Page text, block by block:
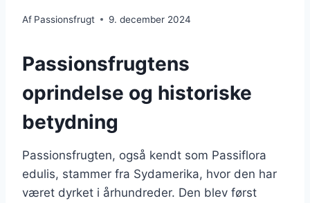
Af Passionsfrugt 9. december 2024
Passionsfrugtens
oprindelse og historiske
betydning
Passionsfrugten, også kendt som Passiflora
edulis, stammer fra Sydamerika, hvor den har
været dyrket i århundreder. Den blev først